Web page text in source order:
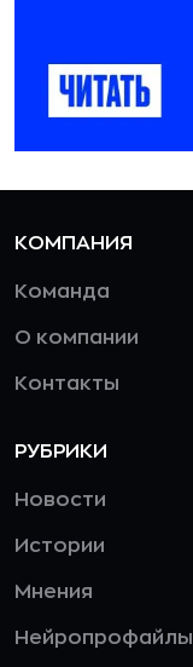
КОМПАНИЯ
Команда
О компании
Контакты
РУБРИКИ
Новости
Истории
Мнения
Нейропрофайлы